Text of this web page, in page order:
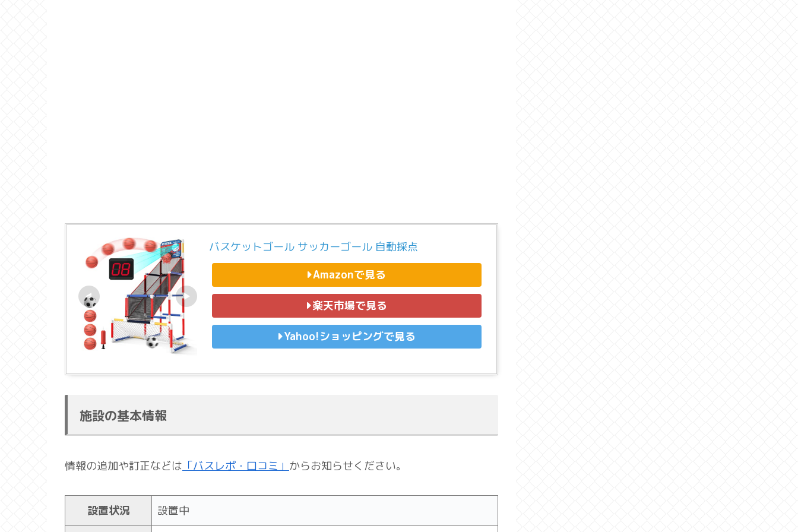
バスケットゴール サッカーゴール 自動採点
Amazonで見る
楽天市場で見る
Yahoo!ショッピングで見る
施設の基本情報
情報の追加や訂正などは 「バスレポ・口コミ」 からお知らせください。
設置状況 設置中